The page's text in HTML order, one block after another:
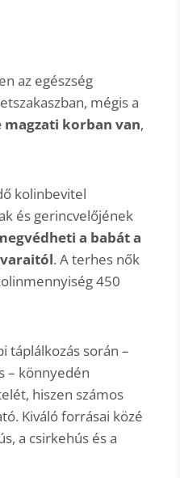
az egészség
mégis a
magzati korban van,
kolinbevitel
és gerincvelőjének
a babát a
. A terhes nők
450
táplálkozás során –
– könnyedén
hiszen számos
Kiváló forrásai közé
a csirkehús és a